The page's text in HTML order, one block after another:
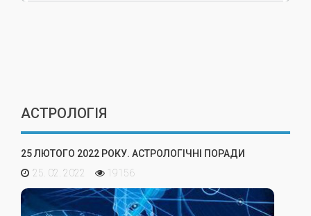
АСТРОЛОГІЯ
25 ЛЮТОГО 2022 РОКУ. АСТРОЛОГІЧНІ ПОРАДИ
25. 02. 2022
19156